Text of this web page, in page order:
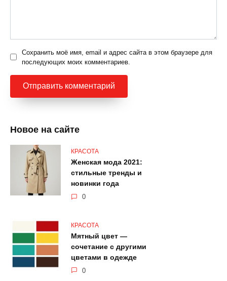
Сохранить моё имя, email и адрес сайта в этом браузере для
последующих моих комментариев.
Новое на сайте
КРАСОТА
Женская мода 2021:
стильные тренды и
новинки года
0
КРАСОТА
Мятный цвет —
сочетание с другими
цветами в одежде
0